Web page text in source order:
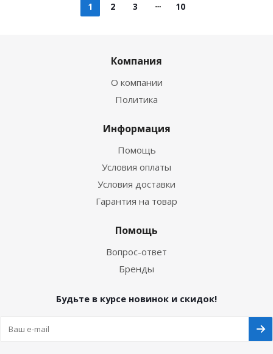
1 2 3 10
Компания
О компании
Политика
Информация
Помощь
Условия оплаты
Условия доставки
Гарантия на товар
Помощь
Вопрос-ответ
Бренды
Будьте в курсе новинок и скидок!